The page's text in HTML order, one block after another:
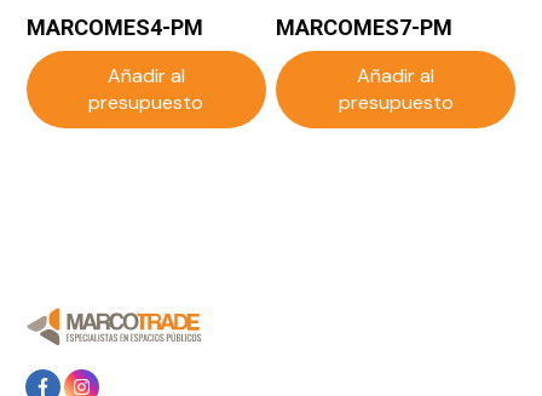
MARCOMES4-PM
Añadir al
presupuesto
MARCOMES7-PM
Añadir al
presupuesto